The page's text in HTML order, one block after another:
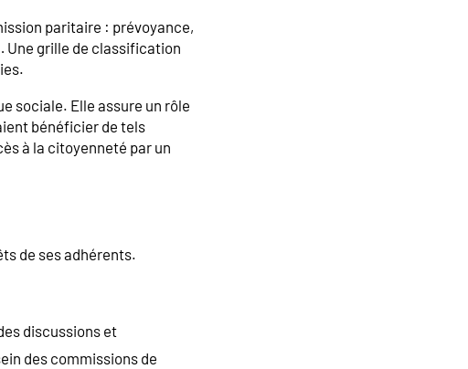
paritaire : prévoyance,
Une grille de classification
sociale. Elle assure un rôle
bénéficier de tels
à la citoyenneté par un
de ses adhérents.
discussions et
des commissions de